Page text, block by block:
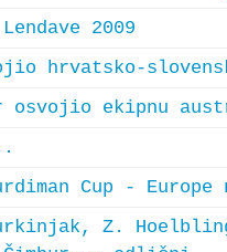
2009
hrvatsko-
osvojio ekipnu
Cup -
Z.